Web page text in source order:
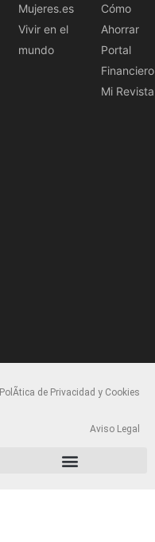
Mujeres.es
Vivir en el
mundo
Cómo
Ahorrar
Portal
Financiero
Mi Revista
PolÃ­tica de Privacidad y Cookies
Aviso Legal